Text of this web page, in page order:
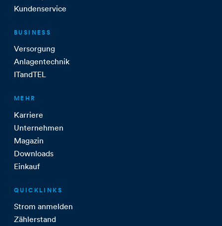
Kundenservice
BUSINESS
Versorgung
Anlagentechnik
ITandTEL
MEHR
Karriere
Unternehmen
Magazin
Downloads
Einkauf
QUICKLINKS
Strom anmelden
Zählerstand